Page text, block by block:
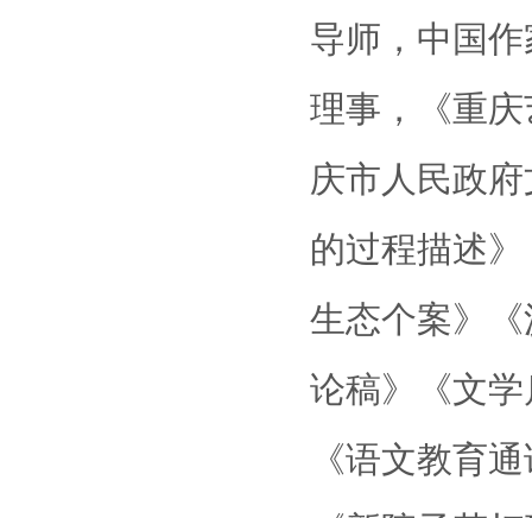
导师，中国
理事，《重
庆市人民政
的过程描述》
生态个案》
论稿》《文
《语文教育